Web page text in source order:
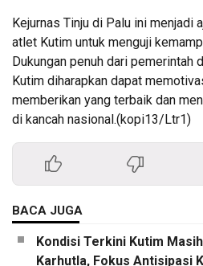
Kejurnas Tinju di Palu ini menjadi
atlet Kutim untuk menguji
Dukungan penuh dari pemerintah
Kutim diharapkan dapat
memberikan yang terbaik dan
di kancah nasional.(kopi13/Ltr1)
BACA JUGA
Kondisi Terkini Kutim
Karhutla, Fokus Antisipasi